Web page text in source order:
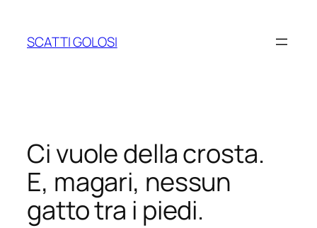
contenuto
SCATTI GOLOSI
Ci vuole della crosta.
E, magari, nessun
gatto tra i piedi.